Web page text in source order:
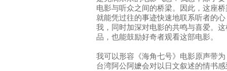
电影与听众之间的桥梁。因此，这座
就能凭过往的事迹快速地联系听者的
我，同时加深对电影的共鸣与喜爱。
品，也能鼓励好奇者观看这部电影。
我可以形容《海角七号》电影原声带
台湾阿公阿嬷会对以日文叙述的情书